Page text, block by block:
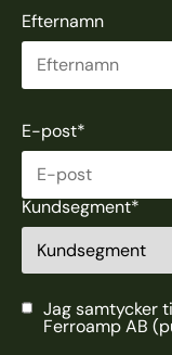
Efternamn
E-post*
Kundsegment*
Jag samtycker
Ferroamp AB